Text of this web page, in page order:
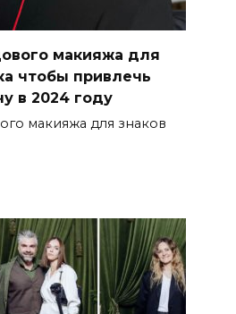
макияжа для
чтобы привлечь
в 2024 году
макияжа для знаков